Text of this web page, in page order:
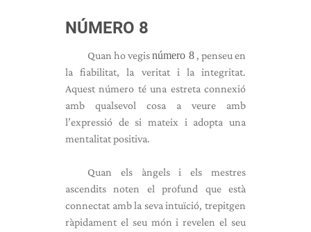
NÚMERO 8
Quan ho vegisnúmero 8, penseu en
la fiabilitat, la veritat i la integritat.
Aquest número té una estreta connexió
amb qualsevol cosa a veure amb
l’expressió de si mateix i adopta una
mentalitat positiva.
Quan els àngels i els mestres
ascendits noten el profund que està
connectat amb la seva intuïció, trepitgen
ràpidament el seu món i revelen el seu